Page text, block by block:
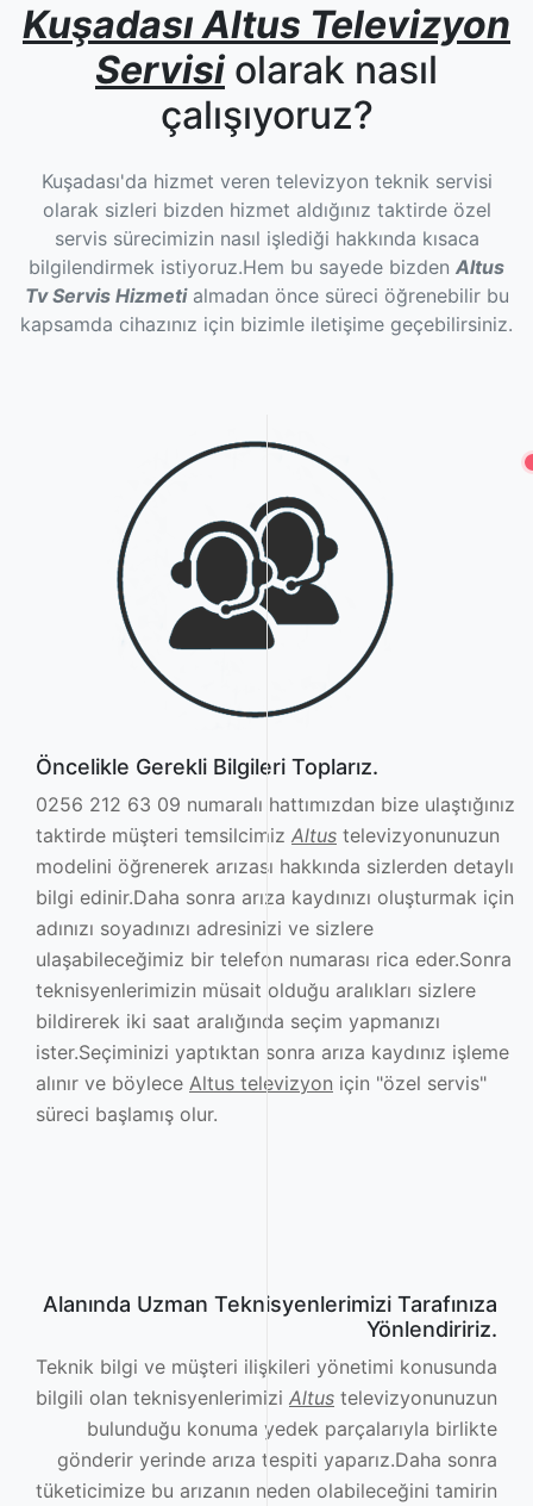
Kuşadası Altus Televizyon
Servisiolarak nasıl
çalışıyoruz?
Kuşadası'da hizmet veren televizyon teknik servisi
olarak sizleri bizden hizmet aldığınız taktirde özel
servis sürecimizin nasıl işlediği hakkında kısaca
bilgilendirmek istiyoruz.Hem bu sayede bizden Altus
Tv Servis Hizmetialmadan önce süreci öğrenebilir bu
kapsamda cihazınız için bizimle iletişime geçebilirsiniz.
Öncelikle Gerekli Bilgileri Toplarız.
0256 212 63 09 numaralı hattımızdan bize ulaştığınız
taktirde müşteri temsilcimiz Altus televizyonunuzun
modelini öğrenerek arızası hakkında sizlerden detaylı
bilgi edinir.Daha sonra arıza kaydınızı oluşturmak için
adınızı soyadınızı adresinizi ve sizlere
ulaşabileceğimiz bir telefon numarası rica eder.Sonra
teknisyenlerimizin müsait olduğu aralıkları sizlere
bildirerek iki saat aralığında seçim yapmanızı
ister.Seçiminizi yaptıktan sonra arıza kaydınız işleme
alınır ve böylece Altus televizyon için "özel servis"
süreci başlamış olur.
Alanında Uzman Teknisyenlerimizi Tarafınıza
Yönlendiririz.
Teknik bilgi ve müşteri ilişkileri yönetimi konusunda
bilgili olan teknisyenlerimizi Altus televizyonunuzun
bulunduğu konuma yedek parçalarıyla birlikte
gönderir yerinde arıza tespiti yaparız.Daha sonra
tüketicimize bu arızanın neden olabileceğini tamirin